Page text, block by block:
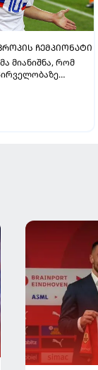
ᲩᲔᲛᲞᲘᲝᲜᲐᲢᲘ
მიანიშნა, რომ